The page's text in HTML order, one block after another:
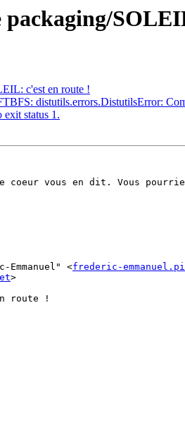
c'est en route !
distutils.errors.DistutilsError:
status 1.
coeur vous en dit. Vous
Emmanuel" <frederic-
>
route !